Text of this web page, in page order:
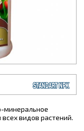
минеральное
видов растений.